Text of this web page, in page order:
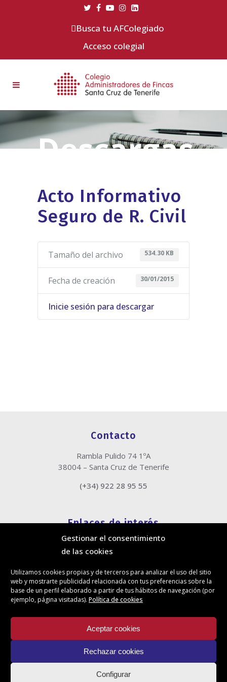
Gestionar el consentimiento
de las cookies
Utilizamos cookies propias y de terceros para analizar el uso del sitio
web y mostrarte publicidad relacionada con tus preferencias sobre la
base de un perfil elaborado a partir de tus hábitos de navegación (por
ejemplo, página visitadas). Política de cookies
Aceptar cookies
Rechazar cookies
Configurar
Busca tu AFColegiado
Acceso colegial
Acto Informativo
Seguro de R. Civil
Tamaño del archivo 534.30 KB
Fecha de creación 30/01/2015
Inicie sesión para descargar
Contacto
Rambla Pulido 74 1ºA
38004 – Santa Cruz de Tenerife
(+34) 922 28 95 55
Enlaces de interés
Política de cookies
Política de privacidad
Canal de denuncias
Protección de privacidad en redes sociales
Síguenos
Actualidad
Contacto